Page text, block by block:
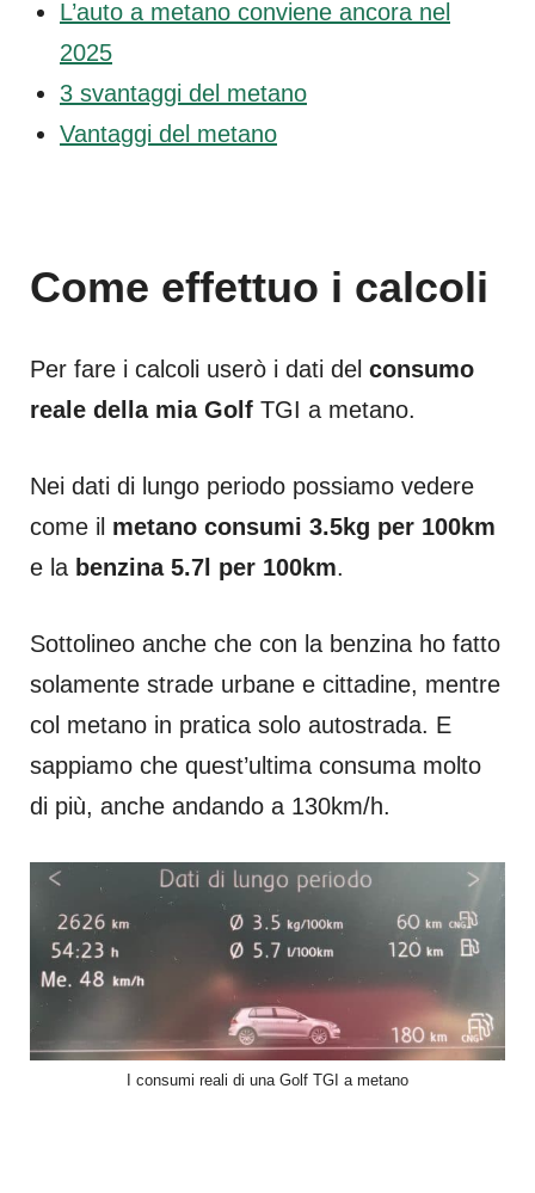
L’auto a metano conviene ancora nel
2025
3 svantaggi del metano
Vantaggi del metano
Come effettuo i calcoli
Per fare i calcoli userò i dati del consumo
reale della mia Golf TGI a metano.
Nei dati di lungo periodo possiamo vedere
come il metano consumi 3.5kg per 100km
e la benzina 5.7l per 100km.
Sottolineo anche che con la benzina ho fatto
solamente strade urbane e cittadine, mentre
col metano in pratica solo autostrada. E
sappiamo che quest’ultima consuma molto
di più, anche andando a 130km/h.
I consumi reali di una Golf TGI a metano